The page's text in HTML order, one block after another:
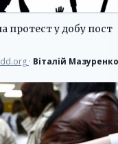
протест у добу пост
· Віталій Мазуренко